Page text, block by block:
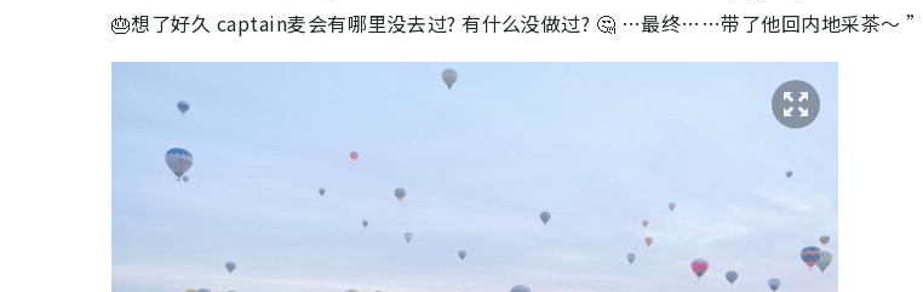
🎂想了好久 captain麦会有哪里没去过? 有什么没做过? 🤔 …最终……带了他回内地采茶～ ”